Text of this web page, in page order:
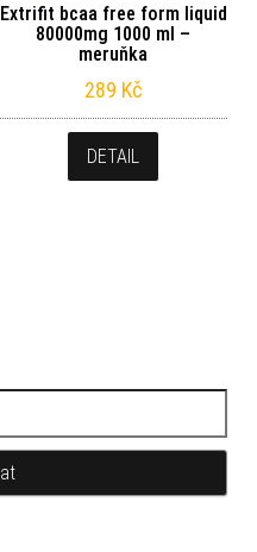
Extrifit bcaa free form liquid
80000mg 1000 ml –
meruňka
289 Kč
DETAIL